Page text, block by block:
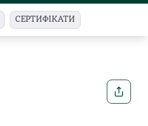
СЕРТИФІКАТИ